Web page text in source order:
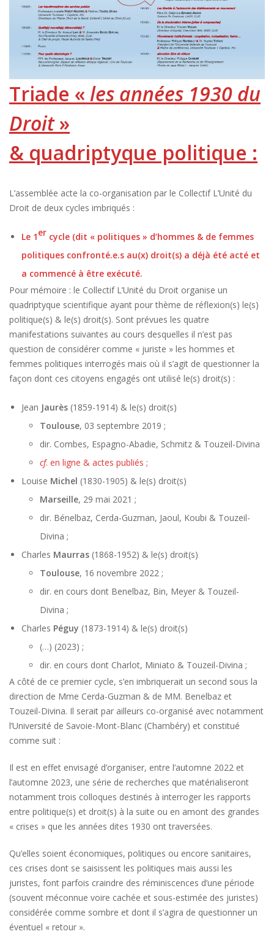
Triade « les années 1930 du
Droit»
& quadriptyque politique :
L’assemblée acte la co-organisation par le Collectif L’Unité du
Droit de deux cycles imbriqués :
Le 1er cycle (dit « politiques » d’hommes & de femmes
politiques confronté.e.s au(x) droit(s) a déjà été acté et
a commencé à être exécuté.
Pour mémoire : le Collectif L’Unité du Droit organise un
quadriptyque scientifique ayant pour thème de réflexion(s) le(s)
politique(s) & le(s) droit(s). Sont prévues les quatre
manifestations suivantes au cours desquelles il n’est pas
question de considérer comme « juriste » les hommes et
femmes politiques interrogés mais où il s’agit de questionner la
façon dont ces citoyens engagés ont utilisé le(s) droit(s) :
Jean Jaurès (1859-1914) & le(s) droit(s)
Toulouse, 03 septembre 2019 ;
dir. Combes, Espagno-Abadie, Schmitz & Touzeil-Divina
cf. en ligne & actes publiés ;
Louise Michel (1830-1905) & le(s) droit(s)
Marseille, 29 mai 2021 ;
dir. Bénelbaz, Cerda-Guzman, Jaoul, Koubi & Touzeil-
Divina ;
Charles Maurras (1868-1952) & le(s) droit(s)
Toulouse, 16 novembre 2022 ;
dir. en cours dont Benelbaz, Bin, Meyer & Touzeil-
Divina ;
Charles Péguy (1873-1914) & le(s) droit(s)
(…) (2023) ;
dir. en cours dont Charlot, Miniato & Touzeil-Divina ;
A côté de ce premier cycle, s’en imbriquerait un second sous la
direction de Mme Cerda-Guzman & de MM. Benelbaz et
Touzeil-Divina. Il serait par ailleurs co-organisé avec notamment
l’Université de Savoie-Mont-Blanc (Chambéry) et constitué
comme suit :
Il est en effet envisagé d’organiser, entre l’automne 2022 et
l’automne 2023, une série de recherches que matérialiseront
notamment trois colloques destinés à interroger les rapports
entre politique(s) et droit(s) à la suite ou en amont des grandes
« crises » que les années dites 1930 ont traversées.
Qu’elles soient économiques, politiques ou encore sanitaires,
ces crises dont se saisissent les politiques mais aussi les
juristes, font parfois craindre des réminiscences d’une période
(souvent méconnue voire cachée et sous-estimée des juristes)
considérée comme sombre et dont il s’agira de questionner un
éventuel « retour ».